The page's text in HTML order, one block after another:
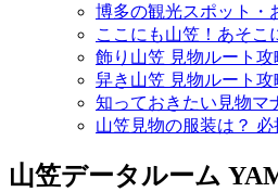
博多の観光スポット・
ここにも山笠！あそこ
飾り山笠 見物ルート攻
舁き山笠 見物ルート攻
知っておきたい見物マ
山笠見物の服装は？ 必
山笠データルーム